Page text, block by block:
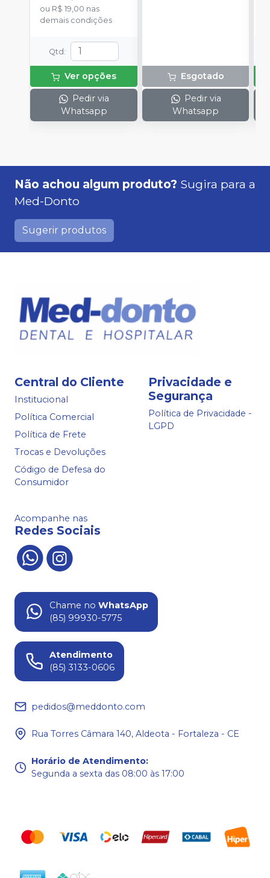
ou R$ 19,00 nas
demais condições
Qtd :
Ver opções
Pedir via
Whatsapp
Esgotado
Pedir via
Whatsapp
Não achou algum produto? Sugira para a
Med-Donto
Sugerir produtos
Central do Cliente
Institucional
Política Comercial
Política de Frete
Trocas e Devoluções
Código de Defesa do
Consumidor
Privacidade e
Segurança
Política de Privacidade -
LGPD
Acompanhe nas
Redes Sociais
Chame no WhatsApp
(85) 99930-5775
Atendimento
(85) 3133-0606
pedidos@meddonto.com
Rua Torres Câmara 140, Aldeota - Fortaleza - CE
Horário de Atendimento:
Segunda a sexta das 08:00 às 17:00